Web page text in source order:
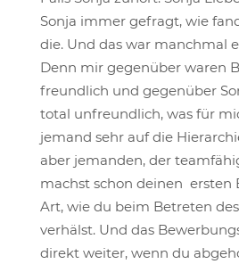
Sonja immer gefragt, wie
die. Und das war manchmal
Denn mir gegenüber waren
freundlich und gegenüber
total unfreundlich, was für
jemand sehr auf die
aber jemanden, der
machst schon deinen ersten
Art, wie du beim Betreten
verhälst. Und das
direkt weiter, wenn du